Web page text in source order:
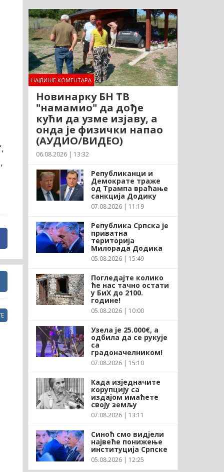
НАЈВИШЕ КОМЕНТАРА
Новинарку БН ТВ
"намамио" да дође
кући да узме изјаву, а
онда је физички напао
(АУДИО/ВИДЕО)
06.08.2026 | 13:32
Републиканци и
Демократе траже
од Трампа враћање
санкција Додику
07.08.2026 | 11:19
Република Српска је
приватна
територија
Милорада Додика
05.08.2026 | 15:49
Погледајте колико
ће нас тачно остати
у БиХ до 2100.
године!
05.08.2026 | 10:00
Узела је 25.000€, а
одбила да се рукује
са
градоначелником!
07.08.2026 | 15:10
Када изједначите
корупцију са
издајом имаћете
своју земљу
07.08.2026 | 13:11
Синоћ смо видјели
највеће понижење
институција Српске
05.08.2026 | 12:25